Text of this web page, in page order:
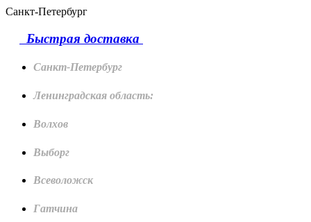
Санкт-Петербург
Быстрая доставка
Санкт-Петербург
Ленинградская область:
Волхов
Выборг
Всеволожск
Гатчина